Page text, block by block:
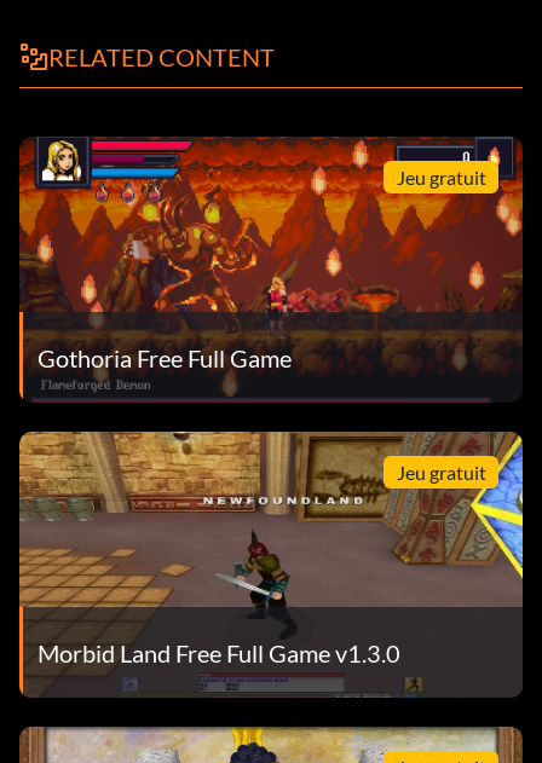
RELATED CONTENT
Jeu gratuit
Gothoria Free Full Game
Jeu gratuit
Morbid Land Free Full Game v1.3.0